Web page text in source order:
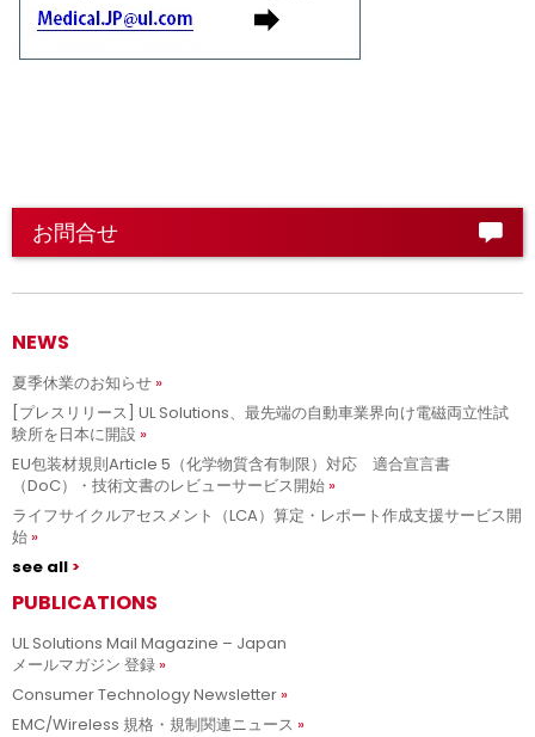
お問合せ
NEWS
夏季休業のお知らせ
[プレスリリース] UL Solutions、最先端の自動車業界向け電磁両立性試
験所を日本に開設
EU包装材規則Article 5（化学物質含有制限）対応 適合宣言書
（DoC）・技術文書のレビューサービス開始
ライフサイクルアセスメント（LCA）算定・レポート作成支援サービス開
始
see all
PUBLICATIONS
UL Solutions Mail Magazine – Japan
メールマガジン 登録
Consumer Technology Newsletter
EMC/Wireless 規格・規制関連ニュース